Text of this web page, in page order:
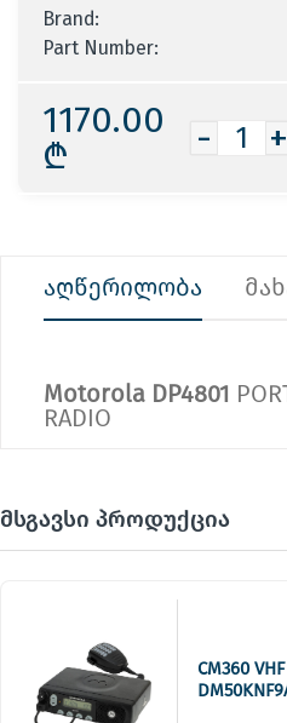
Brand:
Part Number:
1170.00
₾
- +
აღწერილობა
Motorola DP4801
RADIO
მსგავსი პროდუქცია
CM360